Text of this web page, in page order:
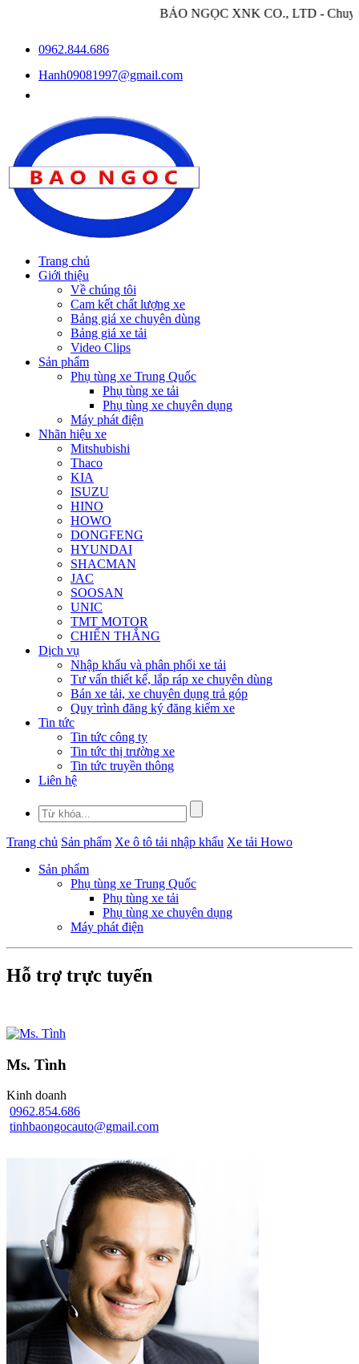
BẢO NGỌC XNK CO., LTD - Chuyên nhập
0962.844.686
Hanh09081997@gmail.com
Trang chủ
Giới thiệu
Về chúng tôi
Cam kết chất lượng xe
Bảng giá xe chuyên dùng
Bảng giá xe tải
Video Clips
Sản phẩm
Phụ tùng xe Trung Quốc
Phụ tùng xe tải
Phụ tùng xe chuyên dụng
Máy phát điện
Nhãn hiệu xe
Mitshubishi
Thaco
KIA
ISUZU
HINO
HOWO
DONGFENG
HYUNDAI
SHACMAN
JAC
SOOSAN
UNIC
TMT MOTOR
CHIẾN THẮNG
Dịch vụ
Nhập khẩu và phân phối xe tải
Tư vấn thiết kế, lắp ráp xe chuyên dùng
Bán xe tải, xe chuyên dụng trả góp
Quy trình đăng ký đăng kiểm xe
Tin tức
Tin tức công ty
Tin tức thị trường xe
Tin tức truyền thông
Liên hệ
Trang chủ Sản phẩm Xe ô tô tải nhập khẩu Xe tải Howo
Sản phẩm
Phụ tùng xe Trung Quốc
Phụ tùng xe tải
Phụ tùng xe chuyên dụng
Máy phát điện
Hỗ trợ trực tuyến
Ms. Tình
Kinh doanh
0962.854.686
tinhbaongocauto@gmail.com